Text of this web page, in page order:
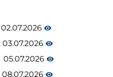
02.07.2026
03.07.2026
05.07.2026
08.07.2026